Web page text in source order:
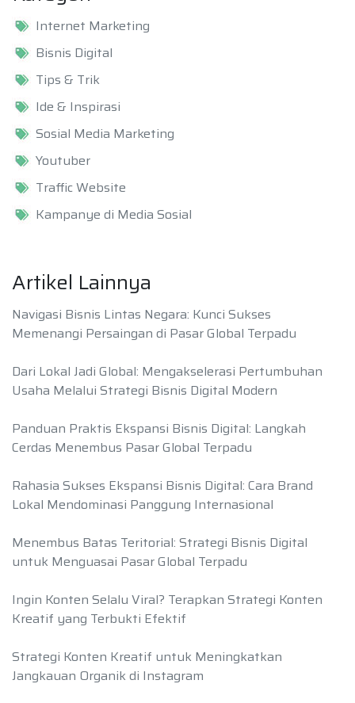
Internet Marketing
Bisnis Digital
Tips & Trik
Ide & Inspirasi
Sosial Media Marketing
Youtuber
Traffic Website
Kampanye di Media Sosial
Artikel Lainnya
Navigasi Bisnis Lintas Negara: Kunci Sukses
Memenangi Persaingan di Pasar Global Terpadu
Dari Lokal Jadi Global: Mengakselerasi Pertumbuhan
Usaha Melalui Strategi Bisnis Digital Modern
Panduan Praktis Ekspansi Bisnis Digital: Langkah
Cerdas Menembus Pasar Global Terpadu
Rahasia Sukses Ekspansi Bisnis Digital: Cara Brand
Lokal Mendominasi Panggung Internasional
Menembus Batas Teritorial: Strategi Bisnis Digital
untuk Menguasai Pasar Global Terpadu
Ingin Konten Selalu Viral? Terapkan Strategi Konten
Kreatif yang Terbukti Efektif
Strategi Konten Kreatif untuk Meningkatkan
Jangkauan Organik di Instagram